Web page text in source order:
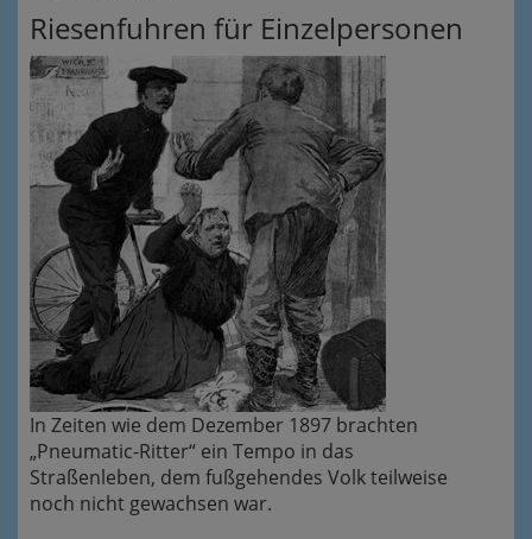
Riesenfuhren für Einzelpersonen
In Zeiten wie dem Dezember 1897 brachten
„Pneumatic-Ritter“ ein Tempo in das
Straßenleben, dem fußgehendes Volk teilweise
noch nicht gewachsen war.